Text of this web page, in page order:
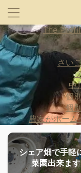
The
さい
中
個
個
農家がホーム
シェア畑で手軽
菜園出来ま